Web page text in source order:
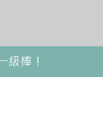
級棒！